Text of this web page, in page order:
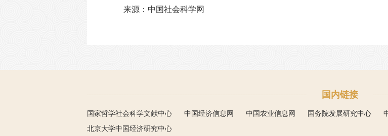
来源：中国社会科学网
国内链接
国家哲学社会科学文献中心 中国经济信息网 中国农业信息网 国务院发展研究中心
北京大学中国经济研究中心